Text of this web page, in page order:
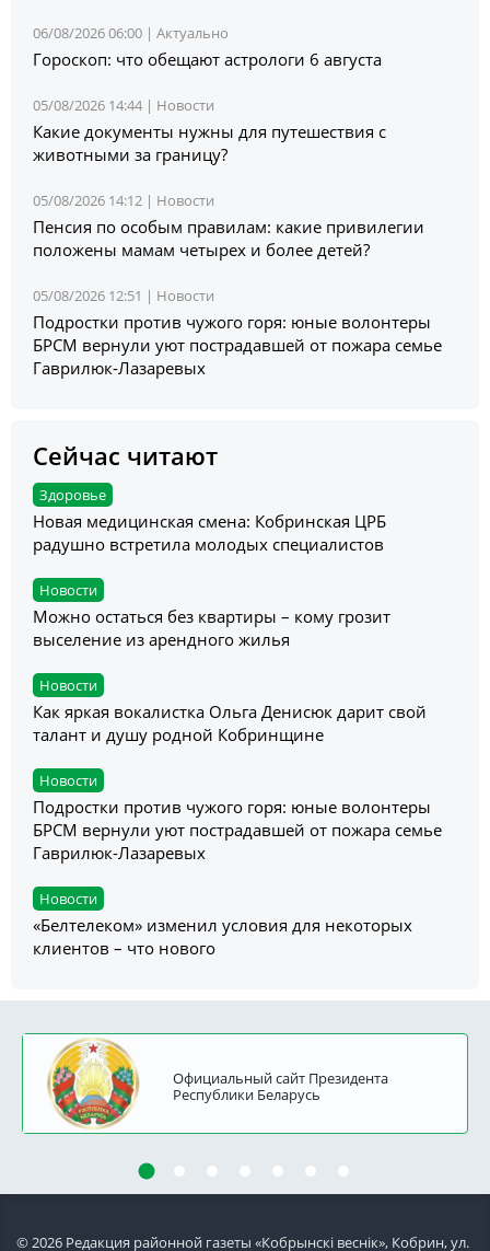
06/08/2026 06:00 | Актуально
Гороскоп: что обещают астрологи 6 августа
05/08/2026 14:44 | Новости
Какие документы нужны для путешествия с
животными за границу?
05/08/2026 14:12 | Новости
Пенсия по особым правилам: какие привилегии
положены мамам четырех и более детей?
05/08/2026 12:51 | Новости
Подростки против чужого горя: юные волонтеры
БРСМ вернули уют пострадавшей от пожара семье
Гаврилюк-Лазаревых
Сейчас читают
Здоровье
Новая медицинская смена: Кобринская ЦРБ
радушно встретила молодых специалистов
Новости
Можно остаться без квартиры – кому грозит
выселение из арендного жилья
Новости
Как яркая вокалистка Ольга Денисюк дарит свой
талант и душу родной Кобринщине
Новости
Подростки против чужого горя: юные волонтеры
БРСМ вернули уют пострадавшей от пожара семье
Гаврилюк-Лазаревых
Новости
«Белтелеком» изменил условия для некоторых
клиентов – что нового
Официальный сайт Президента
Республики Беларусь
© 2026 Редакция районной газеты «Кобрынскi веснiк», Кобрин, ул.